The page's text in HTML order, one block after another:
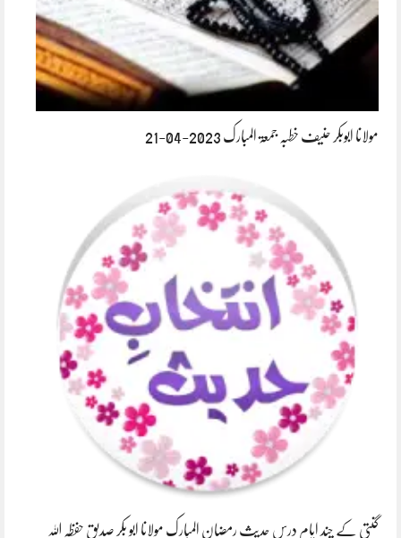
مولانا ابوبکر حنیف خطبہ جمعۃ المبارک 2023-04-21
گنتی کے چند ایام درسِ حدیث رمضان المبارک مولانا ابو بکر صدیق حفظہ اللہ